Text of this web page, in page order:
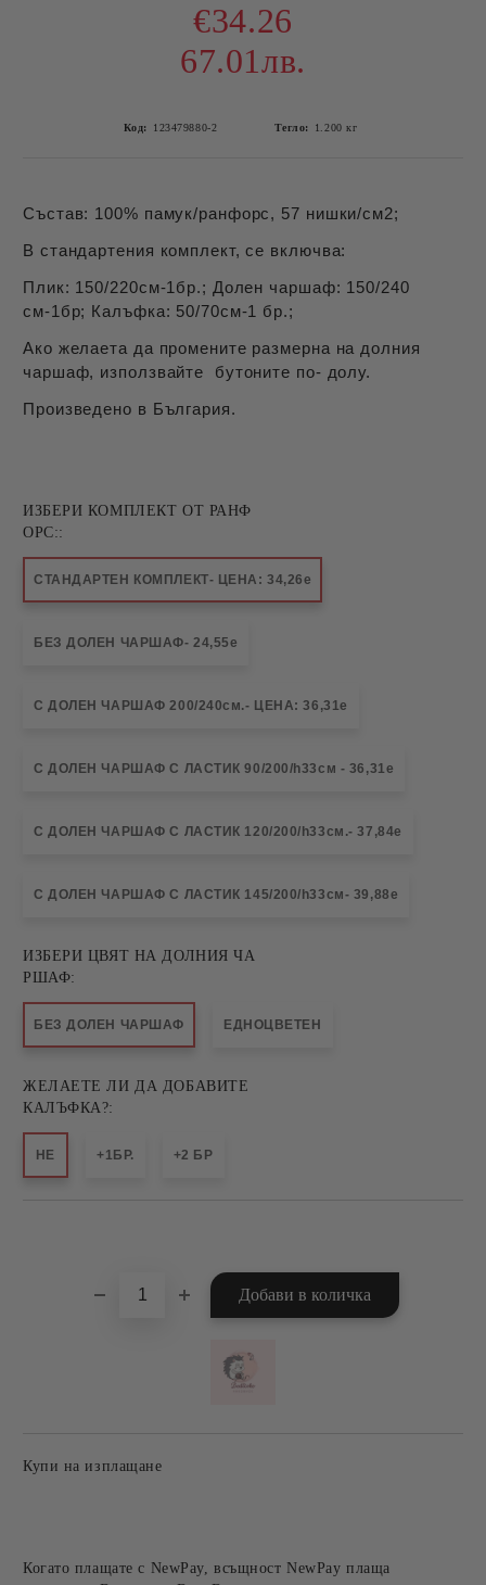
€34.26
67.01лв.
Код: 123479880-2 Тегло: 1.200 кг
Състав: 100% памук/ранфорс, 57 нишки/см2;
В стандартения комплект, се включва:
Плик: 150/220см-1бр.; Долен чаршаф: 150/240
см-1бр; Калъфка: 50/70см-1 бр.;
Ако желаета да промените размерна на долния
чаршаф, използвайте бутоните по- долу.
Произведено в България.
ИЗБЕРИ КОМПЛЕКТ ОТ РАНФ
ОРС::
СТАНДАРТЕН КОМПЛЕКТ- ЦЕНА: 34,26е
БЕЗ ДОЛЕН ЧАРШАФ- 24,55е
С ДОЛЕН ЧАРШАФ 200/240см.- ЦЕНА: 36,31е
С ДОЛЕН ЧАРШАФ С ЛАСТИК 90/200/h33см - 36,31е
С ДОЛЕН ЧАРШАФ С ЛАСТИК 120/200/h33см.- 37,84е
С ДОЛЕН ЧАРШАФ С ЛАСТИК 145/200/h33см- 39,88е
ИЗБЕРИ ЦВЯТ НА ДОЛНИЯ ЧА
РШАФ:
БЕЗ ДОЛЕН ЧАРШАФ ЕДНОЦВЕТЕН
ЖЕЛАЕТЕ ЛИ ДА ДОБАВИТЕ
КАЛЪФКА?:
НЕ +1БР. +2 БР
Купи на изплащане
Когато плащате с NewPay, всъщност NewPay плаща